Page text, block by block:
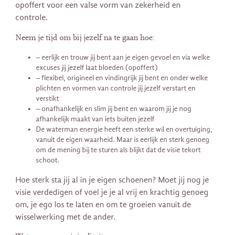
opoffert voor een valse vorm van zekerheid en
controle.
Neem je tijd om bij jezelf na te gaan hoe:
– eerlijk en trouw jij bent aan je eigen gevoel en via welke
excuses jij jezelf laat bloeden (opoffert)
– flexibel, origineel en vindingrijk jij bent en onder welke
plichten en vormen van controle jij jezelf verstart en
verstikt
– onafhankelijk en slim jij bent en waarom jij je nog
afhankelijk maakt van iets buiten jezelf
De waterman energie heeft een sterke wil en overtuiging,
vanuit de eigen waarheid. Maar is eerlijk en sterk genoeg
om de mening bij te sturen als blijkt dat de visie tekort
schoot.
Hoe sterk sta jij al in je eigen schoenen? Moet jij nog je
visie verdedigen of voel je je al vrij en krachtig genoeg
om, je ego los te laten en om te groeien vanuit de
wisselwerking met de ander.